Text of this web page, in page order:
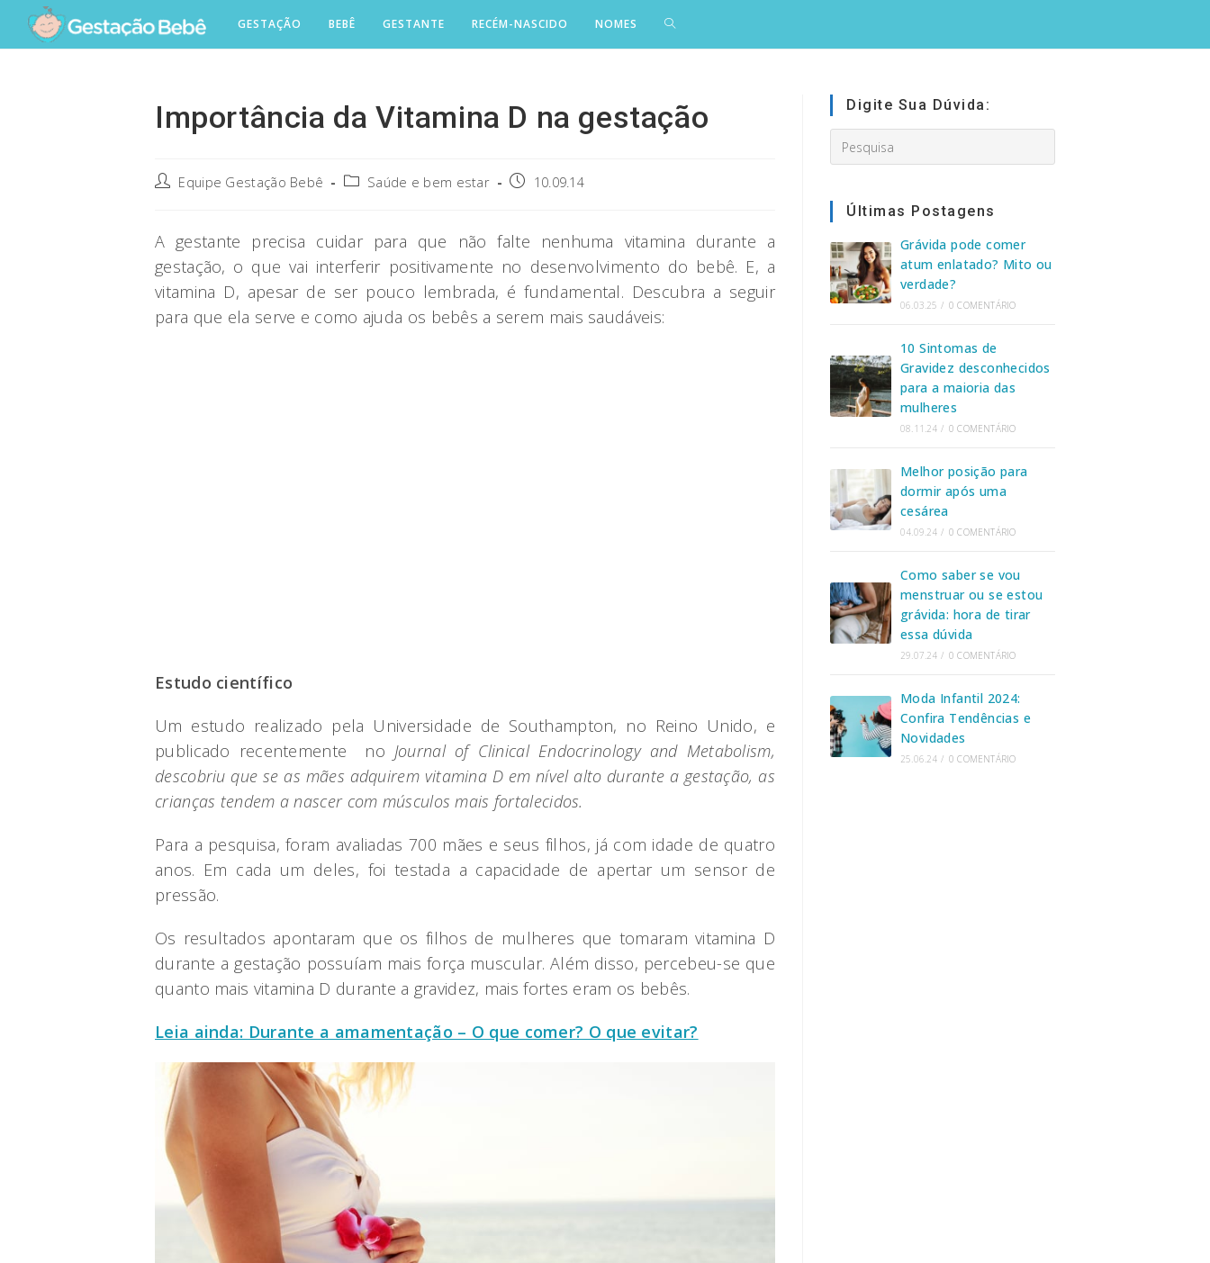
content
GESTAÇÃO BEBÊ GESTANTE RECÉM-NASCIDO NOMES
Importância da Vitamina D na gestação
PostEquipe Gestação Bebê
PostSaúde e bem estar
Post10.09.14
A gestante precisa cuidar para que não falte nenhuma vitamina durante a
gestação, o que vai interferir positivamente no desenvolvimento do bebê. E, a
vitamina D, apesar de ser pouco lembrada, é fundamental. Descubra a seguir
para que ela serve e como ajuda os bebês a serem mais saudáveis:
Estudo científico
Um estudo realizado pela Universidade de Southampton, no Reino Unido, e
publicado recentemente no Journal of Clinical Endocrinology and Metabolism,
descobriu que se as mães adquirem vitamina D em nível alto durante a gestação, as
crianças tendem a nascer com músculos mais fortalecidos.
Para a pesquisa, foram avaliadas 700 mães e seus filhos, já com idade de quatro
anos. Em cada um deles, foi testada a capacidade de apertar um sensor de
pressão.
Os resultados apontaram que os filhos de mulheres que tomaram vitamina D
durante a gestação possuíam mais força muscular. Além disso, percebeu-se que
quanto mais vitamina D durante a gravidez, mais fortes eram os bebês.
Leia ainda: Durante a amamentação – O que comer? O que evitar?
Digite Sua Dúvida:
this
Últimas Postagens
Grávida pode comer
atum enlatado? Mito ou
verdade?
06.03.25 / 0 COMENTÁRIO
10 Sintomas de
Gravidez desconhecidos
para a maioria das
mulheres
08.11.24 / 0 COMENTÁRIO
Melhor posição para
dormir após uma
cesárea
04.09.24 / 0 COMENTÁRIO
Como saber se vou
menstruar ou se estou
grávida: hora de tirar
essa dúvida
29.07.24 / 0 COMENTÁRIO
Moda Infantil 2024:
Confira Tendências e
Novidades
25.06.24 / 0 COMENTÁRIO